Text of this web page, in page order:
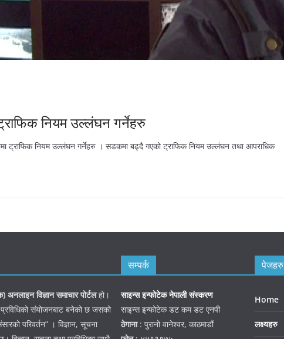
ट्राफिक नियम उल्लंघन गर्नेहरु
ट्राफिक नियम उल्लंघन गर्नेहरु । सडकमा बढ्दै गएको ट्राफिक नियम उल्लंघन तथा आपराधिक
अनलाइन विज्ञान समाचार पोर्टलहो।
संयोजनबाट बनेको छ जसको
परिवर्तन” । विज्ञान, सूचना
सम्पर्क
साइन्स इन्फोटेक नेपाली संस्करण
साइन्स इन्फोटेक डट कम डट एनपी
ठेगाना: पुरानो वानेश्वर, काठमाडौं
पेजहरु
Home
लक्ष्यहरु